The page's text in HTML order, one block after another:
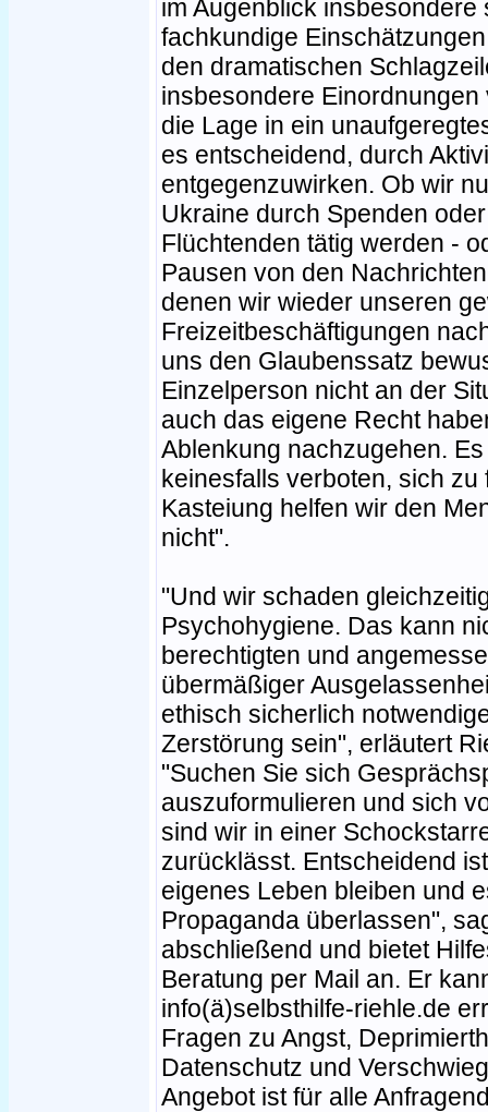
im Augenblick
fachkundige
den dramatischen
insbesondere
die Lage in ein
es entscheidend, durch
entgegenzuwirken. Ob wir
Ukraine durch Spenden
Flüchtenden tätig werden -
Pausen von den
denen wir wieder unseren
Freizeitbeschäftigungen
uns den Glaubenssatz
Einzelperson nicht an der
auch das eigene Recht
Ablenkung nachzugehen.
keinesfalls verboten, sich
Kasteiung helfen wir den
nicht".
"Und wir schaden
Psychohygiene. Das kann
berechtigten und
übermäßiger
ethisch sicherlich
Zerstörung sein", erläutert
"Suchen Sie sich
auszuformulieren und sich
sind wir in einer
zurücklässt. Entscheidend
eigenes Leben bleiben und
Propaganda überlassen",
abschließend und bietet
Beratung per Mail an. Er
info(ä)selbsthilfe-riehle.de
Fragen zu Angst,
Datenschutz und
Angebot ist für alle